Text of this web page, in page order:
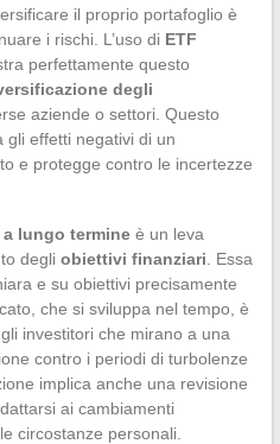
il proprio portafoglio è
i rischi. L’uso di ETF
perfettamente questo
degli
aziende o settori. Questo
gli effetti negativi di un
e protegge contro le incertezze
lungo termineè un leva
degli obiettivi finanziari . Essa
e su obiettivi precisamente
che si sviluppa nel tempo, è
investitori che mirano a una
contro i periodi di turbolenze
implica anche una revisione
ai cambiamenti
circostanze personali.